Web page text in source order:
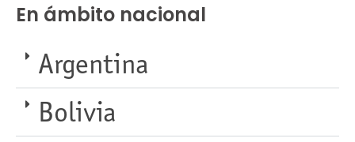
En ámbito nacional
Argentina
Bolivia